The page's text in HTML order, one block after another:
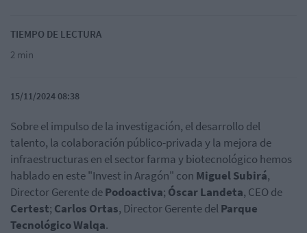
TIEMPO DE LECTURA
2 min
15/11/2024 08:38
Sobre el impulso de la investigación, el desarrollo del
talento, la colaboración público-privada y la mejora de
infraestructuras en el sector farma y biotecnológico hemos
hablado en este "Invest in Aragón" con Miguel Subirá,
Director Gerente dePodoactiva; Óscar Landeta, CEO de
Certest; Carlos Ortas, Director Gerente delParque
Tecnológico Walqa.